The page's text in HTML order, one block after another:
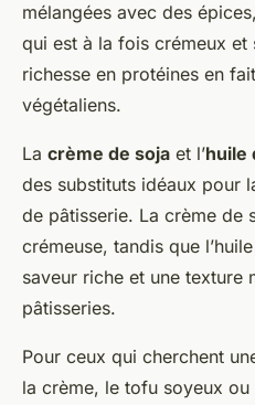
mélangées avec des
qui est à la fois crémeux et
richesse en protéines en
végétaliens.
La crème de soja et l’huile
des substituts idéaux pour
de pâtisserie. La crème de
crémeuse, tandis que
saveur riche et une texture
pâtisseries.
Pour ceux qui cherchent
la crème, le tofu soyeux